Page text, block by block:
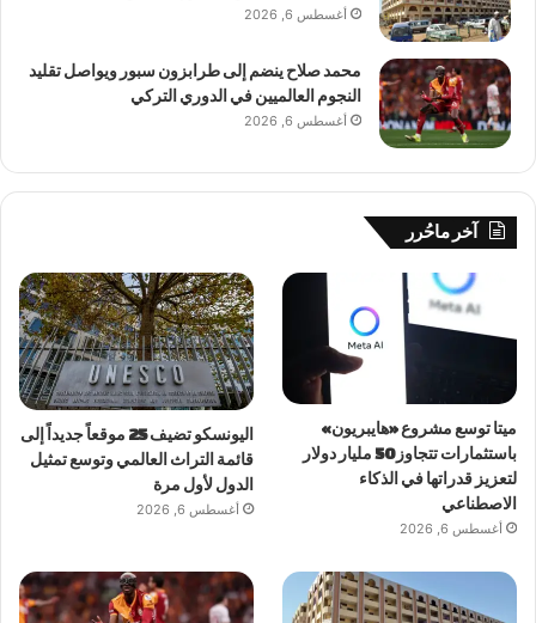
أغسطس 6, 2026
محمد صلاح ينضم إلى طرابزون سبور ويواصل تقليد
النجوم العالميين في الدوري التركي
أغسطس 6, 2026
آخر ماحُرر
ميتا توسع مشروع «هايبريون»
باستثمارات تتجاوز 50 مليار دولار
لتعزيز قدراتها في الذكاء
الاصطناعي
أغسطس 6, 2026
اليونسكو تضيف 25 موقعاً جديداً إلى
قائمة التراث العالمي وتوسع تمثيل
الدول لأول مرة
أغسطس 6, 2026